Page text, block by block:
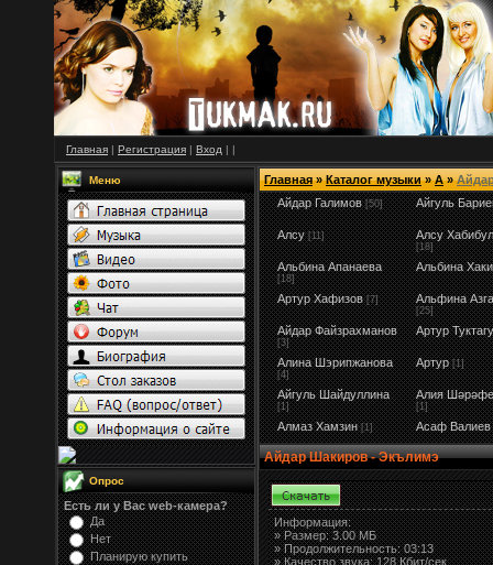
Главная | Регистрация | Вход | |
Меню
Опрос
Есть ли у Вас web-камера?
Да
Нет
Планирую купить
Главная»Каталог музыки»А»
Айдар Галимов [50] Айгуль
Алсу [11] Алсу
[18]
Альбина Апанаева
[18]
Альбина
Артур Хафизов [7] Альфина
[25]
Айдар Файзрахманов
[3]
Артур
Алина Шэрипжанова
[4]
Артур [1]
Айгуль Шайдуллина
[1]
Алия
[1]
Алмаз Хамзин [1] Асаф Валиев
Айдар Шакиров - Экълимэ
Информация:
»Размер:3.00 МБ
» Продолжительность: 03:13
» Качество звука: 128 Кбит/сек